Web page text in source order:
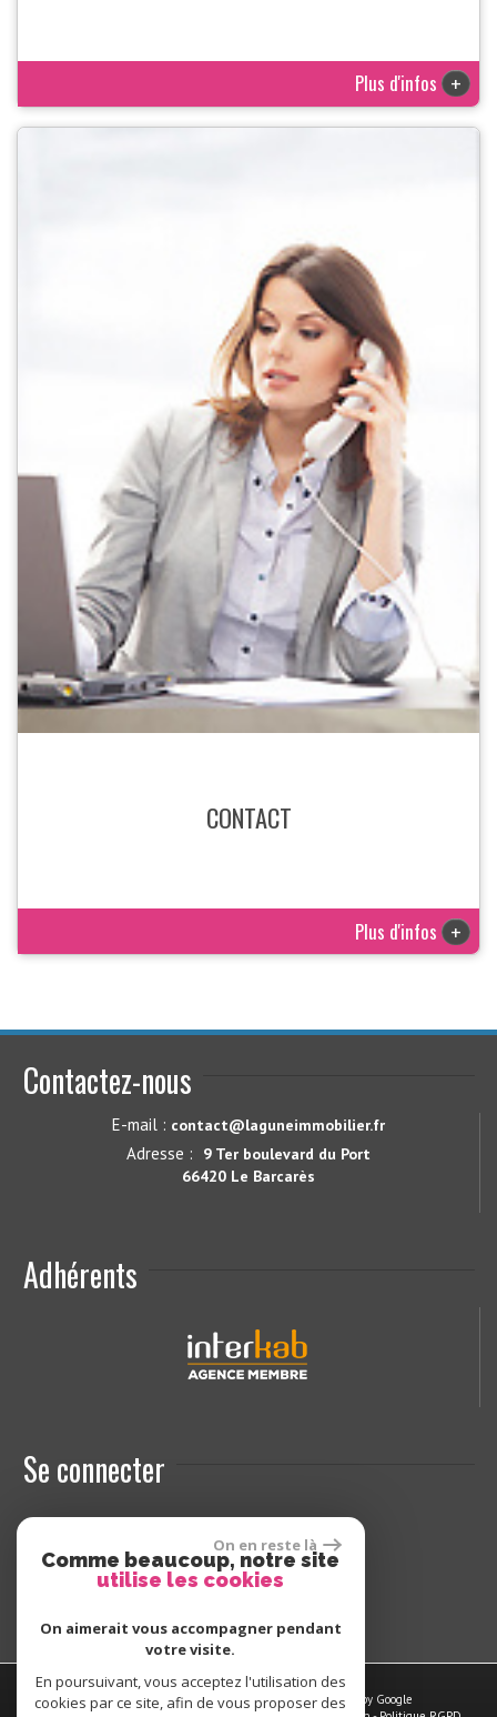
Plus d'infos +
CONTACT
Plus d'infos +
Contactez-nous
E-mail : contact@laguneimmobilier.fr
Adresse :
9 Ter boulevard du Port
66420 Le Barcarès
Adhérents
Se connecter
Espace propriétaires
© 2026 | Tous droits réservés | Traduction powered by Google
On en reste là
Comme beaucoup, notre site
utilise les cookies
On aimerait vous accompagner pendant
votre visite.
En poursuivant, vous acceptez l'utilisation des
cookies par ce site, afin de vous proposer des